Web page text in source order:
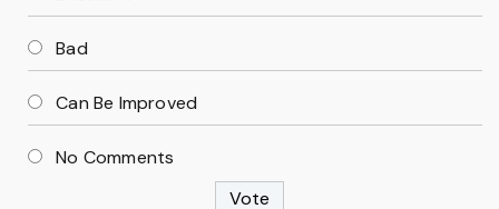
Bad
Can Be Improved
No Comments